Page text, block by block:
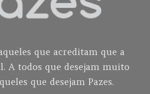
que acreditam que a
A todos que desejam muito
que desejam Pazes.